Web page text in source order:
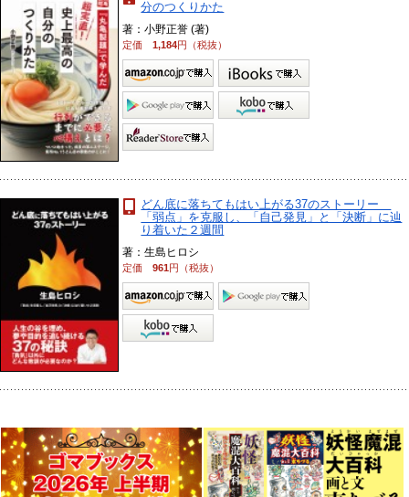
分のつくりかた
著：小野正誉 (著)
定価1,184円（税抜）
どん底に落ちてもはい上がる37のストーリー
「弱点」を克服し、「自己発見」と「決断」に辿
り着いた２週間
著：生島ヒロシ
定価961円（税抜）